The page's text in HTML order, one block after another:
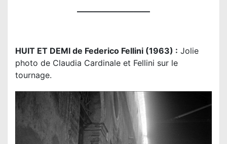
—————————
HUIT ET DEMI de Federico Fellini (1963) : Jolie
photo de Claudia Cardinale et Fellini sur le
tournage.